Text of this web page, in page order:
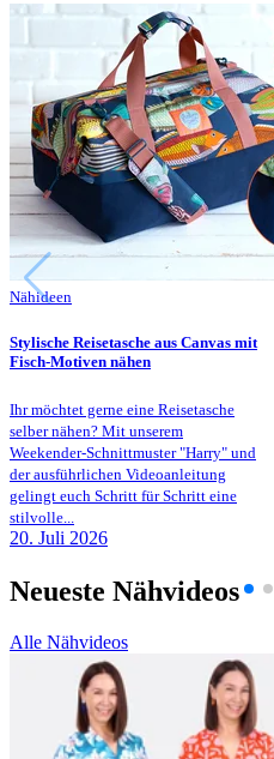
Nähideen
Stylische Reisetasche aus Canvas mit
Fisch-Motiven nähen
Ihr möchtet gerne eine Reisetasche
selber nähen? Mit unserem
Weekender-Schnittmuster "Harry" und
der ausführlichen Videoanleitung
gelingt euch Schritt für Schritt eine
stilvolle...
20. Juli 2026
Neueste Nähvideos
Alle Nähvideos